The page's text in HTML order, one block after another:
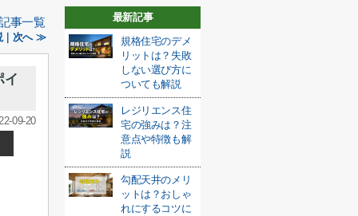
事一覧
｜次へ ≫
イ
09-20
最新記事
規格住宅のデメ
リットは？失敗
しない選び方に
ついても解説
レジリエンス住
宅の強みは？注
意点や特徴も解
説
勾配天井のメリ
ットは？おしゃ
れにするコツに